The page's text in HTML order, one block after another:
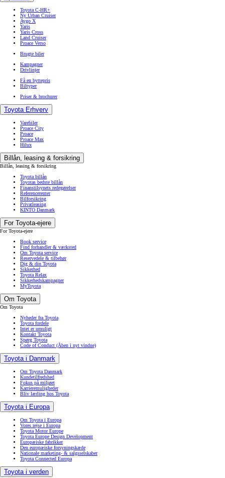
Toyota C-HR+
Ny Urban Cruiser
Aygo X
Yaris
Yaris Cross
Land Cruiser
Proace Verso
Brugte biler
Kampagner
Drivlinjer
Få en byttepris
Biltyper
Priser & brochurer
Toyota Erhverv
Varebiler
Proace City
Proace
Proace Max
Hilux
Billån, leasing & forsikring
Billån, leasing & forsikring
Toyota billån
Toyotas bedste billån
Finanstilsynets redegørelser
Referencerenter
Bilforsikring
Privatleasing
KINTO Danmark
For Toyota-ejere
For Toyota-ejere
Book service
Find forhandler & værksted
Om Toyota service
Reservedele & tilbehør
Dig & din Toyota
Sikkerhed
Toyota Relax
Sikkerhedskampagner
MyToyota
Om Toyota
Om Toyota
Nyheder fra Toyota
Toyota fordele
Intet er umuligt
Kontakt Toyota
Spørg Toyota
Code of Conduct (Åben i nyt vindue)
Toyota i Danmark
Om Toyota Danmark
Kundetilfredshed
Fokus på miljøet
Karrieremuligheder
Bliv lærling hos Toyota
Toyota i Europa
Om Toyota i Europa
Vores rejse i Europa
Toyota Motor Europe
Toyota Europe Design Development
Europæiske fabrikker
Den europæiske forsyningskæde
Nationale marketing- & salgsselskaber
Toyota Connected Europa
Toyota i verden